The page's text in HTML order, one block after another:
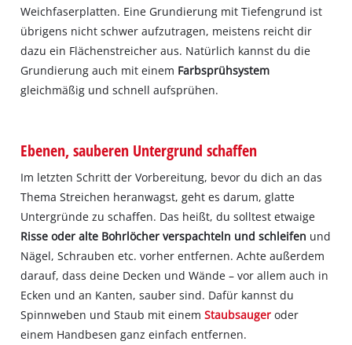
Weichfaserplatten. Eine Grundierung mit Tiefengrund ist
übrigens nicht schwer aufzutragen, meistens reicht dir
dazu ein Flächenstreicher aus. Natürlich kannst du die
Grundierung auch mit einem Farbsprühsystem
gleichmäßig und schnell aufsprühen.
Ebenen, sauberen Untergrund schaffen
Im letzten Schritt der Vorbereitung, bevor du dich an das
Thema Streichen heranwagst, geht es darum, glatte
Untergründe zu schaffen. Das heißt, du solltest etwaige
Risse oder alte Bohrlöcher verspachteln und schleifen und
Nägel, Schrauben etc. vorher entfernen. Achte außerdem
darauf, dass deine Decken und Wände – vor allem auch in
Ecken und an Kanten, sauber sind. Dafür kannst du
Spinnweben und Staub mit einemStaubsaugeroder
einem Handbesen ganz einfach entfernen.